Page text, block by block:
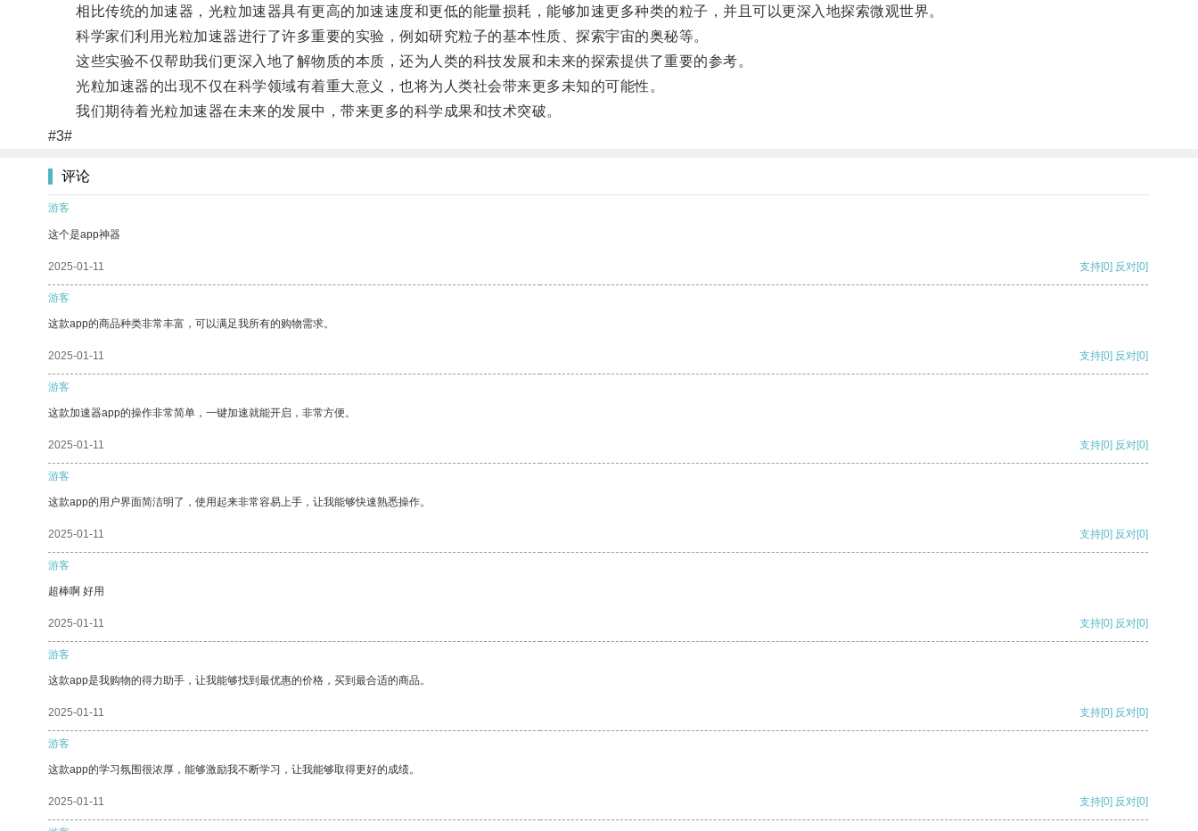
相比传统的加速器，光粒加速器具有更高的加速速度和更低的能量损耗，能够加速更多种类的粒子，并且可以更深入地探索微观世界。
科学家们利用光粒加速器进行了许多重要的实验，例如研究粒子的基本性质、探索宇宙的奥秘等。
这些实验不仅帮助我们更深入地了解物质的本质，还为人类的科技发展和未来的探索提供了重要的参考。
光粒加速器的出现不仅在科学领域有着重大意义，也将为人类社会带来更多未知的可能性。
我们期待着光粒加速器在未来的发展中，带来更多的科学成果和技术突破。
#3#
评论
游客
这个是app神器
2025-01-11 支持[0] 反对[0]
游客
这款app的商品种类非常丰富，可以满足我所有的购物需求。
2025-01-11 支持[0] 反对[0]
游客
这款加速器app的操作非常简单，一键加速就能开启，非常方便。
2025-01-11 支持[0] 反对[0]
游客
这款app的用户界面简洁明了，使用起来非常容易上手，让我能够快速熟悉操作。
2025-01-11 支持[0] 反对[0]
游客
超棒啊 好用
2025-01-11 支持[0] 反对[0]
游客
这款app是我购物的得力助手，让我能够找到最优惠的价格，买到最合适的商品。
2025-01-11 支持[0] 反对[0]
游客
这款app的学习氛围很浓厚，能够激励我不断学习，让我能够取得更好的成绩。
2025-01-11 支持[0] 反对[0]